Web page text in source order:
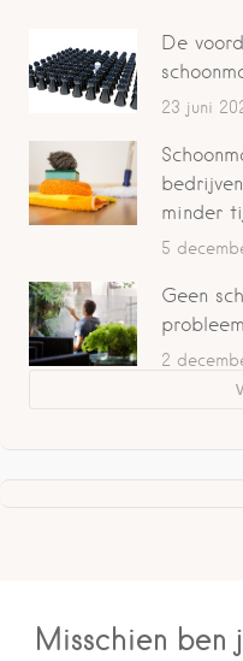
De
23 juni
minder
5
Geen
2
Misschien ben